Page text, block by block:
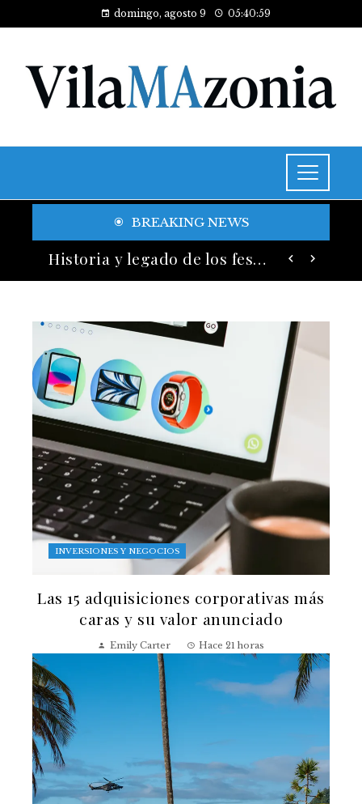
domingo, agosto 9 05:41:01
BREAKING NEWS
Historia y legado de los festivales de música más antiguos
INVERSIONES Y NEGOCIOS
Las 15 adquisiciones corporativas más
caras y su valor anunciado
Emily Carter Hace 21 horas